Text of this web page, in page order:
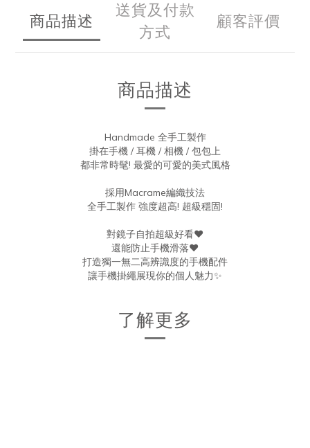
商品描述
送貨及付款
方式
顧客評價
商品描述
Handmade 全手工製作
掛在手機 / 耳機 / 相機 / 包包上
都非常時髦! 最愛的可愛的美式風格
採用Macrame編織技法
全手工製作 強度超高! 超級穩固!
對鏡子自拍超級好看❤️
還能防止手機滑落❤️
打造獨一無二高辨識度的手機配件
讓手機掛繩展現你的個人魅力✨
了解更多